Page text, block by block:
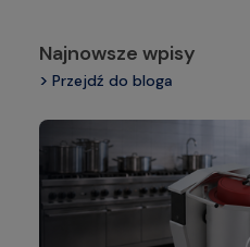
Najnowsze wpisy
Przejdź do bloga